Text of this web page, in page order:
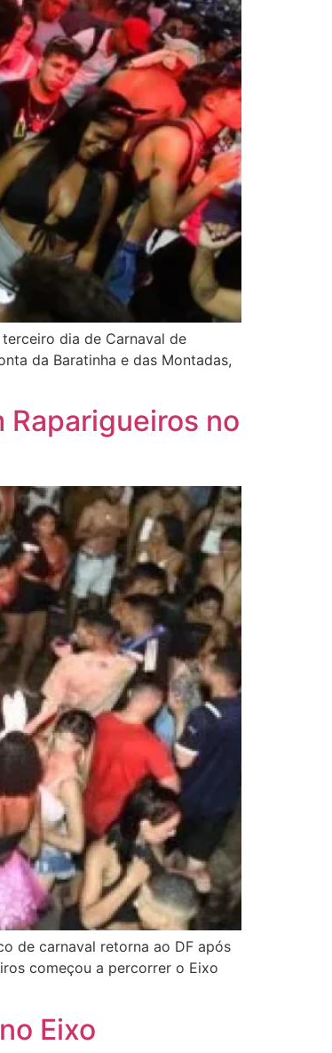
dia de Carnaval de
da Baratinha e das Montadas,
no
de carnaval retorna ao DF após
começou a percorrer o Eixo
Eixo